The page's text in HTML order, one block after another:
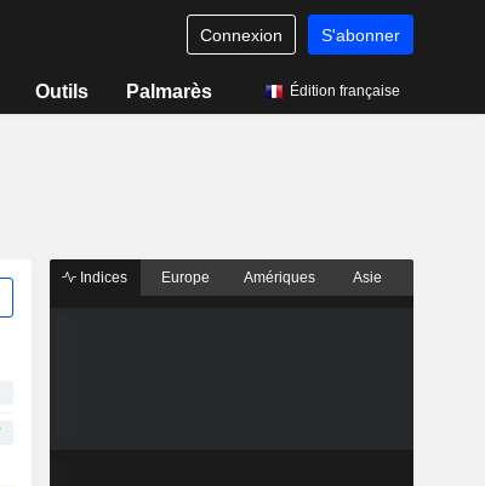
Connexion S'abonner
Outils Palmarès Édition française
Indices Europe Amériques Asie